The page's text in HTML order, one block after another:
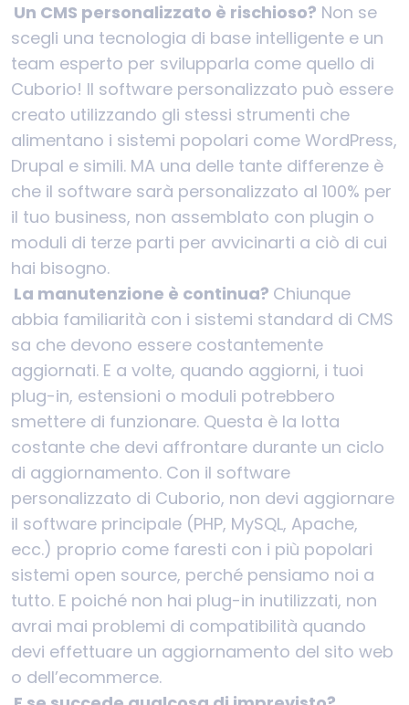
Un CMS personalizzato è rischioso? Non se
scegli una tecnologia di base intelligente e un
team esperto per svilupparla come quello di
Cuborio! Il software personalizzato può essere
creato utilizzando gli stessi strumenti che
alimentano i sistemi popolari come WordPress,
Drupal e simili. MA una delle tante differenze è
che il software sarà personalizzato al 100% per
il tuo business, non assemblato con plugin o
moduli di terze parti per avvicinarti a ciò di cui
hai bisogno.
La manutenzione è continua? Chiunque
abbia familiarità con i sistemi standard di CMS
sa che devono essere costantemente
aggiornati. E a volte, quando aggiorni, i tuoi
plug-in, estensioni o moduli potrebbero
smettere di funzionare. Questa è la lotta
costante che devi affrontare durante un ciclo
di aggiornamento. Con il software
personalizzato di Cuborio, non devi aggiornare
il software principale (PHP, MySQL, Apache,
ecc.) proprio come faresti con i più popolari
sistemi open source, perché pensiamo noi a
tutto. E poiché non hai plug-in inutilizzati, non
avrai mai problemi di compatibilità quando
devi effettuare un aggiornamento del sito web
o dell’ecommerce.